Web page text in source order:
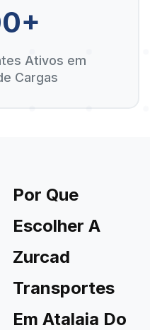
Ativos em
Cargas
Por Que
Escolher A
Zurcad
Transportes
Em Atalaia Do